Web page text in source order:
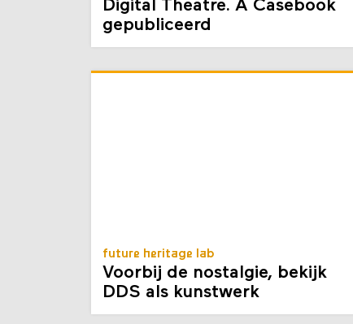
future heritage lab
Digital Theatre. A Casebook
gepubliceerd
future heritage lab
Voorbij de nostalgie, bekijk
DDS als kunstwerk